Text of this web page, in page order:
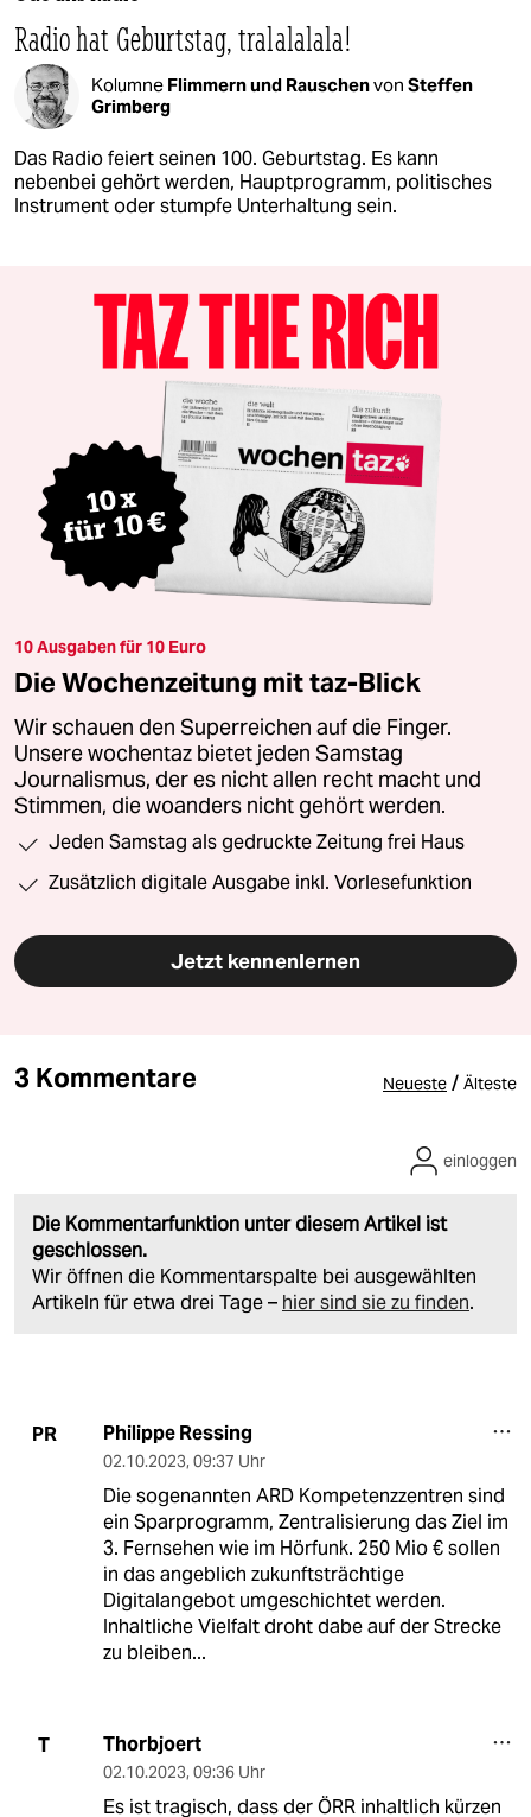
Radio hat Geburtstag, tralalalala!
Kolumne Flimmern und Rauschenvon Steffen
Grimberg
Das Radio feiert seinen 100. Geburtstag. Es kann
nebenbei gehört werden, Hauptprogramm, politisches
Instrument oder stumpfe Unterhaltung sein.
10 Ausgaben für 10 Euro
Die Wochenzeitung mit taz-Blick
Wir schauen den Superreichen auf die Finger.
Unsere wochentaz bietet jeden Samstag
Journalismus, der es nicht allen recht macht und
Stimmen, die woanders nicht gehört werden.
Jeden Samstag als gedruckte Zeitung frei Haus
Zusätzlich digitale Ausgabe inkl. Vorlesefunktion
Jetzt kennenlernen
3 Kommentare Neueste / Älteste
Die Kommentarfunktion unter diesem Artikel ist
geschlossen.
Wir öffnen die Kommentarspalte bei ausgewählten
Artikeln für etwa drei Tage – hier sind sie zu finden.
einloggen
PR Philippe Ressing
02.10.2023, 09:37 Uhr
Die sogenannten ARD Kompetenzzentren sind
ein Sparprogramm, Zentralisierung das Ziel im
3. Fernsehen wie im Hörfunk. 250 Mio € sollen
in das angeblich zukunftsträchtige
Digitalangebot umgeschichtet werden.
Inhaltliche Vielfalt droht dabe auf der Strecke
zu bleiben...
T Thorbjoert
02.10.2023, 09:36 Uhr
Es ist tragisch, dass der ÖRR inhaltlich kürzen